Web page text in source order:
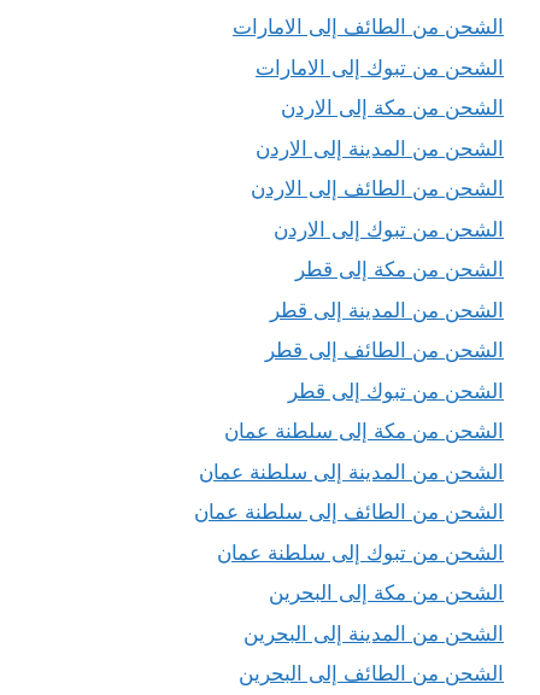
الشحن من الطائف إلى الامارات
الشحن من تبوك إلى الامارات
الشحن من مكة إلى الاردن
الشحن من المدينة إلى الاردن
الشحن من الطائف إلى الاردن
الشحن من تبوك إلى الاردن
الشحن من مكة إلى قطر
الشحن من المدينة إلى قطر
الشحن من الطائف إلى قطر
الشحن من تبوك إلى قطر
الشحن من مكة إلى سلطنة عمان
الشحن من المدينة إلى سلطنة عمان
الشحن من الطائف إلى سلطنة عمان
الشحن من تبوك إلى سلطنة عمان
الشحن من مكة إلى البحرين
الشحن من المدينة إلى البحرين
الشحن من الطائف إلى البحرين